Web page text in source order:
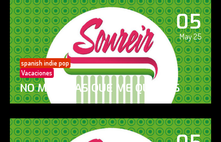
05
May 25
spanish indie pop
Vacaciones
NO ME DIGAS QUE ME QUIERES